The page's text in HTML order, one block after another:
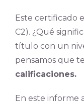
Este certificado
C2). ¿Qué
título con un
pensamos que
calificaciones.
En este informe